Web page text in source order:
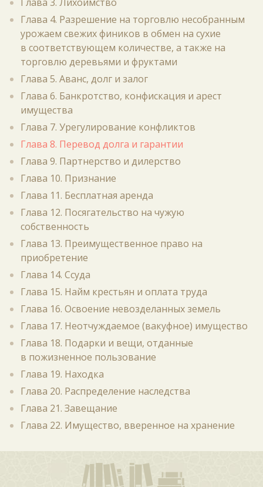
Глава 4. Разрешение на торговлю несобранным
урожаем свежих фиников в обмен на сухие
в соответствующем количестве, а также на
торговлю деревьями и фруктами
Глава 5. Аванс, долг и залог
Глава 6. Банкротство, конфискация и арест
имущества
Глава 7. Урегулирование конфликтов
Глава 8. Перевод долга и гарантии
Глава 9. Партнерство и дилерство
Глава 10. Признание
Глава 11. Бесплатная аренда
Глава 12. Посягательство на чужую
собственность
Глава 13. Преимущественное право на
приобретение
Глава 14. Ссуда
Глава 15. Найм крестьян и оплата труда
Глава 16. Освоение невозделанных земель
Глава 17. Неотчуждаемое (вакуфное) имущество
Глава 18. Подарки и вещи, отданные
в пожизненное пользование
Глава 19. Находка
Глава 20. Распределение наследства
Глава 21. Завещание
Глава 22. Имущество, вверенное на хранение